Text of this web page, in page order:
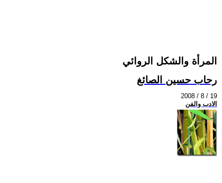
المرأة والشكل الروائي
رحاب حسين الصائغ
2008 / 8 / 19
الادب والفن